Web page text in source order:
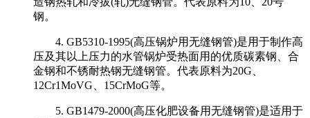
钢。
4. GB5310-1995(高压锅炉用无缝钢管)是用于制作高
压及其以上压力的水管锅炉受热面用的优质碳素钢、合
金钢和不锈耐热钢无缝钢管。代表原料为20G、
12Cr1MoVG、15CrMoG等。
5. GB1479-2000(高压化肥设备用无缝钢管)是适用于